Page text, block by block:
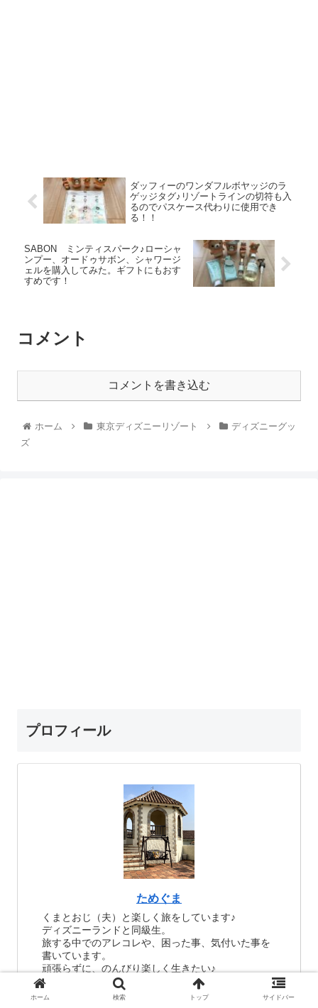
ダッフィーのワンダフルボヤッジのラ
ゲッジタグ♪リゾートラインの切符も入
るのでパスケース代わりに使用でき
る！！
SABON ミンティスパーク♪ローシャ
ンプー、オードゥサボン、シャワージ
ェルを購入してみた。ギフトにもおす
すめです！
コメント
コメントを書き込む
ホーム 東京ディズニーリゾート
ディズニーグッ
ズ
プロフィール
ためぐま
くまとおじ（夫）と楽しく旅をしています♪
ディズニーランドと同級生。
旅する中でのアレコレや、困った事、気付いた事を
書いています。
頑張らずに、のんびり楽しく生きたい♪
ホーム 検索 トップ サイドバー